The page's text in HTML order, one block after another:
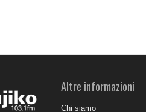
Altre informazioni
Chi siamo